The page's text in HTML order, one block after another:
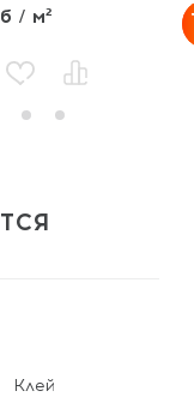
/ м²
Клей